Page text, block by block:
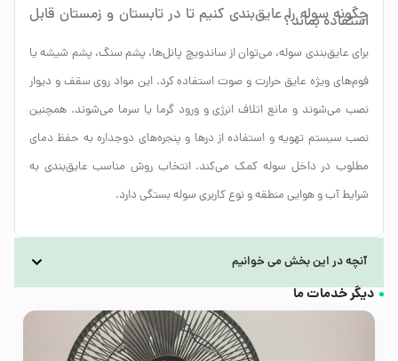
چگونه سوله را عایق‌بندی کنیم تا در تابستان و زمستان قابل
استفاده بماند؟
برای عایق‌بندی سوله، می‌توان از ساندویچ پانل‌ها، پشم سنگ، پشم شیشه یا
فوم‌های ویژه عایق حرارت و صوت استفاده کرد. این مواد روی سقف و دیوار
نصب می‌شوند و مانع اتلاف انرژی و ورود گرما یا سرما می‌شوند. همچنین
نصب سیستم تهویه و استفاده از درها و پنجره‌های دوجداره به حفظ دمای
مطلوب در داخل سوله کمک می‌کند. انتخاب روش مناسب عایق‌بندی به
شرایط آب و هوایی منطقه و نوع کاربری سوله بستگی دارد.
آنچه در این بخش می خوانیم
دیگر خدمات ما